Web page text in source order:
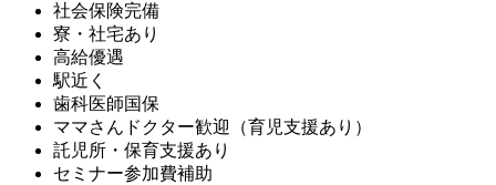
社会保険完備
寮・社宅あり
高給優遇
駅近く
歯科医師国保
ママさんドクター歓迎（育児支援あり）
託児所・保育支援あり
セミナー参加費補助